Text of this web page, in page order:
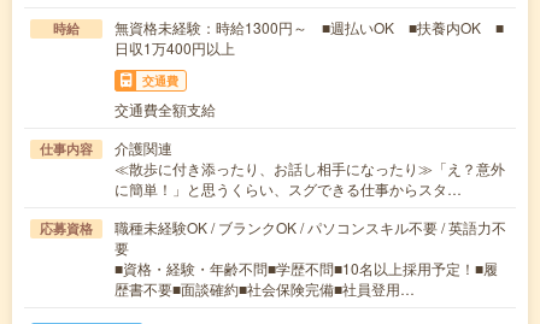
時給
無資格未経験：時給1300円～ ■週払いOK ■扶養内OK ■
日収1万400円以上
交通費
交通費全額支給
仕事内容
介護関連
≪散歩に付き添ったり、お話し相手になったり≫「え？意外
に簡単！」と思うくらい、スグできる仕事からスタ…
応募資格
職種未経験OK / ブランクOK / パソコンスキル不要 / 英語力不
要
■資格・経験・年齢不問■学歴不問■10名以上採用予定！■履
歴書不要■面談確約■社会保険完備■社員登用…